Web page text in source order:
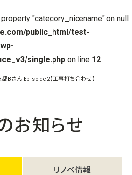
"category_nicename" on null
public_html/test-
single.php on line 12
都Bさん Episode2【工事打ち合わせ】
お知らせ
リノベ情報